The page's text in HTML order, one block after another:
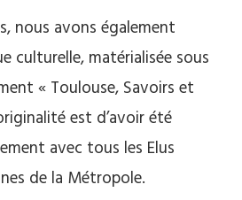
nous avons également
culturelle, matérialisée sous
« Toulouse, Savoirs et
est d’avoir été
avec tous les Elus
de la Métropole.